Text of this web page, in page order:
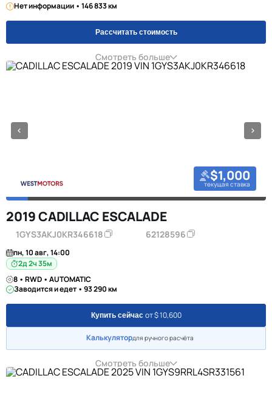
Нет информации • 146 833 км
Рассчитать стоимость
Смотреть больше
$1,000
текущая ставка
2019 CADILLAC ESCALADE
1GYS3AKJ0KR346618 62128596
пн, 10 авг, 14:00
2д 2ч 35м
8 • RWD • AUTOMATIC
Заводится и едет • 93 290 км
Купить сейчас от $ 10,600
Калькулятордля ручного расчёта
Смотреть больше